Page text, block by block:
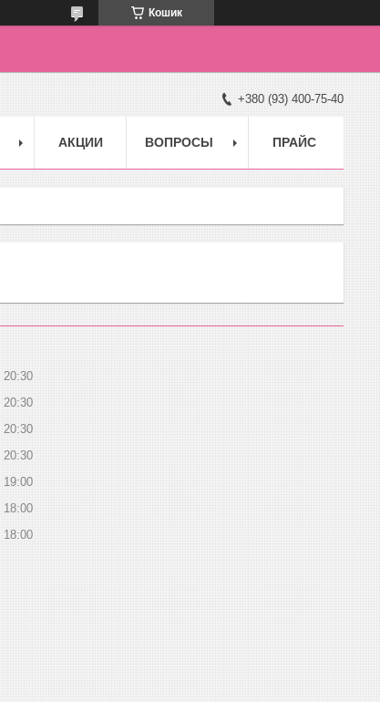
Кошик
+380 (93) 400-75-40
АКЦИИ ВОПРОСЫ ПРАЙС
20:30
20:30
20:30
20:30
19:00
18:00
18:00